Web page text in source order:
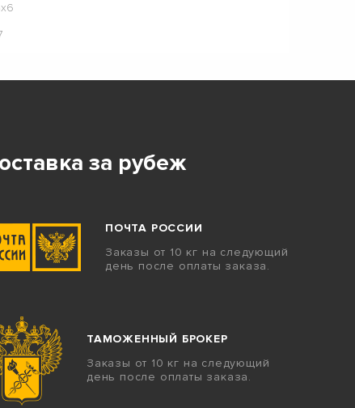
за рубеж
ПОЧТА РОССИИ
Заказы от 10 кг на следующий
день после оплаты заказа.
ТАМОЖЕННЫЙ БРОКЕР
Заказы от 10 кг на следующий
день после оплаты заказа.